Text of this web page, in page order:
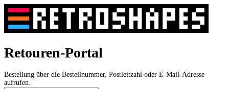
Retouren-Portal
Bestellung über die Bestellnummer, Postleitzahl oder E-Mail-Adresse
aufrufen.